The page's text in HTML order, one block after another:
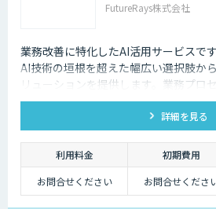
FutureRays株式会社
業務改善に特化したAI活用サービスで
AI技術の垣根を超えた幅広い選択肢か
リューションを提供します。​業務プロ
活用を提案し、システムへのAI機能搭
理から導入後の運用まで伴走し、現実
販売管理システムや受注メール解析な
決に対応し、効率化と品質向上を支援し
詳細を見る
利用料金 初期費用
お問合せください
お問合せくださ